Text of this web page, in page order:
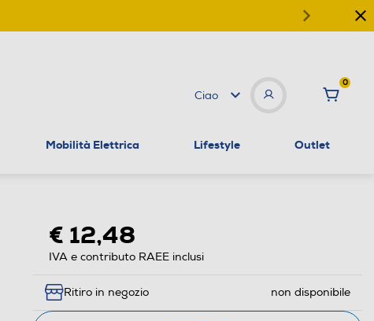
Ciao
0
Mobilità Elettrica Lifestyle Outlet
€ 12,48
IVA e contributo RAEE inclusi
Ritiro in negozio non disponibile